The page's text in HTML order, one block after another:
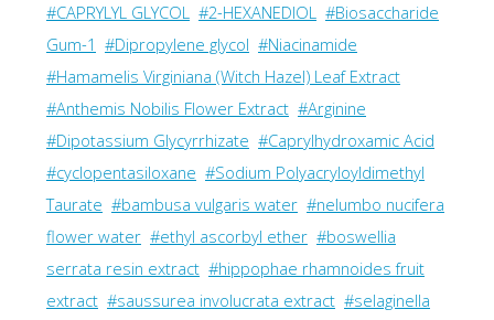
#CAPRYLYL GLYCOL #2-HEXANEDIOL #Biosaccharide
Gum-1 #Dipropylene glycol #Niacinamide
#Hamamelis Virginiana (Witch Hazel) Leaf Extract
#Anthemis Nobilis Flower Extract #Arginine
#Dipotassium Glycyrrhizate #Caprylhydroxamic Acid
#cyclopentasiloxane #Sodium Polyacryloyldimethyl
Taurate #bambusa vulgaris water #nelumbo nucifera
flower water #ethyl ascorbyl ether #boswellia
serrata resin extract #hippophae rhamnoides fruit
extract #saussurea involucrata extract #selaginella